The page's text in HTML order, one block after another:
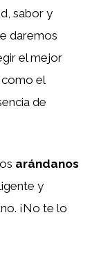
sabor y
daremos
el mejor
el
de
arándanos
y
¡No te lo